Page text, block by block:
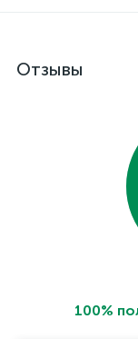
Отзывы
100%